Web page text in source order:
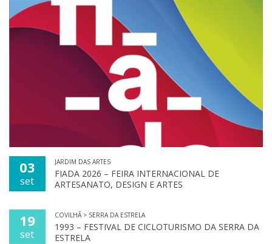
03
set
JARDIM DAS ARTES
FIADA 2026 – FEIRA INTERNACIONAL DE
ARTESANATO, DESIGN E ARTES
19
set
COVILHÃ > SERRA DA ESTRELA
1993 – FESTIVAL DE CICLOTURISMO DA SERRA DA
ESTRELA